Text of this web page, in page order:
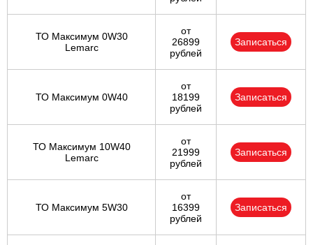
ТО Максимум 0W30
Lemarc
от
26899
рублей
Записаться
ТО Максимум 0W40
от
18199
рублей
Записаться
ТО Максимум 10W40
Lemarc
от
21999
рублей
Записаться
ТО Максимум 5W30
от
16399
рублей
Записаться